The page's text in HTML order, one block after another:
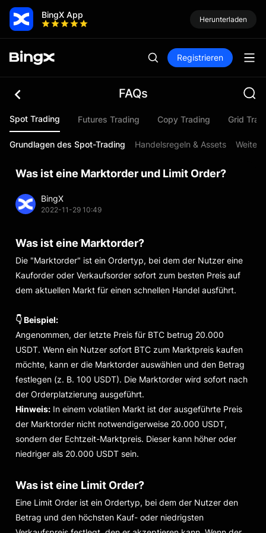
BingX App Herunterladen
Registrieren
FAQs
Spot Trading Futures Trading Copy Trading Grid
Grundlagen des Spot-Trading Handelsregeln & Assets
Was ist eine Marktorder und Limit Order?
BingX
2022-11-29 10:49
Was ist eine Marktorder?
Die "Marktorder" ist ein Ordertyp, bei dem der Nutzer eine
Kauforder oder Verkaufsorder sofort zum besten Preis auf
dem aktuellen Markt für einen schnellen Handel ausführt.
👇 Beispiel:
Angenommen, der letzte Preis für BTC betrug 20.000
USDT. Wenn ein Nutzer sofort BTC zum Marktpreis kaufen
möchte, kann er die Marktorder auswählen und den Betrag
festlegen (z. B. 100 USDT). Die Marktorder wird sofort nach
der Orderplatzierung ausgeführt.
Hinweis: In einem volatilen Markt ist der ausgeführte Preis
der Marktorder nicht notwendigerweise 20.000 USDT,
sondern der Echtzeit-Marktpreis. Dieser kann höher oder
niedriger als 20.000 USDT sein.
Was ist eine Limit Order?
Eine Limit Order ist ein Ordertyp, bei dem der Nutzer den
Betrag und den höchsten Kauf- oder niedrigsten